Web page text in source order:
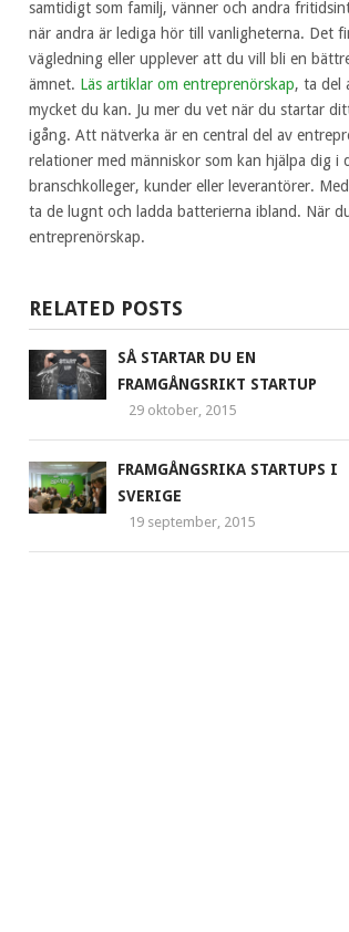
samtidigt som familj, vänner och andra
när andra är lediga hör till vanligheterna. Det
vägledning eller upplever att du vill bli en
ämnet. Läs artiklar om entreprenörskap, ta del
mycket du kan. Ju mer du vet när du startar
igång. Att nätverka är en central del av
relationer med människor som kan hjälpa dig
branschkolleger, kunder eller leverantörer.
ta de lugnt och ladda batterierna ibland. När
entreprenörskap.
RELATED POSTS
SÅ STARTAR DU EN
FRAMGÅNGSRIKT STARTUP
29 oktober, 2015
FRAMGÅNGSRIKA STARTUPS I
SVERIGE
19 september, 2015